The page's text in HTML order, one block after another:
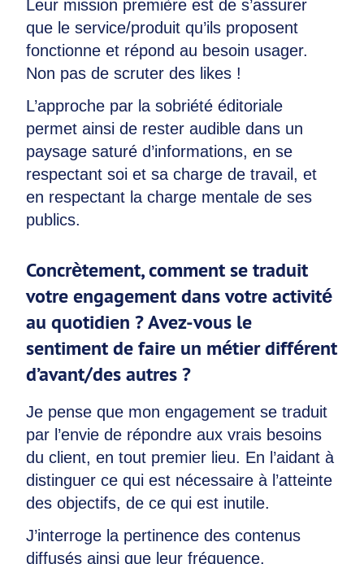
Leur mission première est de s’assurer
que le service/produit qu’ils proposent
fonctionne et répond au besoin usager.
Non pas de scruter des likes !
L’approche par la sobriété éditoriale
permet ainsi de rester audible dans un
paysage saturé d’informations, en se
respectant soi et sa charge de travail, et
en respectant la charge mentale de ses
publics.
Concrètement, comment se traduit
votre engagement dans votre activité
au quotidien ? Avez-vous le
sentiment de faire un métier différent
d’avant/des autres ?
Je pense que mon engagement se traduit
par l’envie de répondre aux vrais besoins
du client, en tout premier lieu. En l’aidant à
distinguer ce qui est nécessaire à l’atteinte
des objectifs, de ce qui est inutile.
J’interroge la pertinence des contenus
diffusés ainsi que leur fréquence.